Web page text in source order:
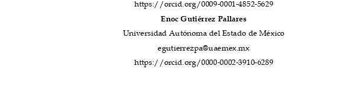
https://orcid.org/0009-0001-4852-5629
Enoc Gutiérrez Pallares
Universidad Autónoma del Estado de México
egutierrezpa@uaemex.mx
https://orcid.org/0000-0002-3910-6289